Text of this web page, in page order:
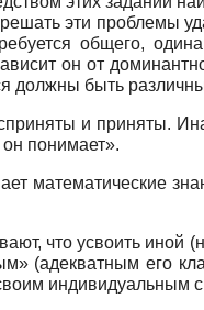
эти проблемы
общего,
он от
должны быть
и приняты.
понимает».
математические
что усвоить иной
(адекватным его
индивидуальным